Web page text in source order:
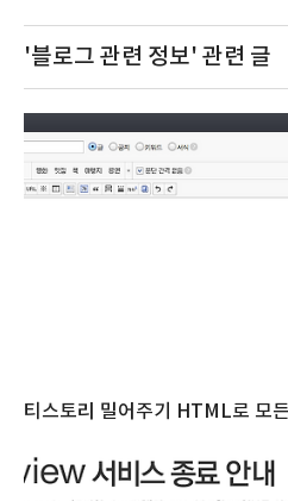
'블로그 관련 정보' 관련 글
티스토리 밀어주기 HTML로 모